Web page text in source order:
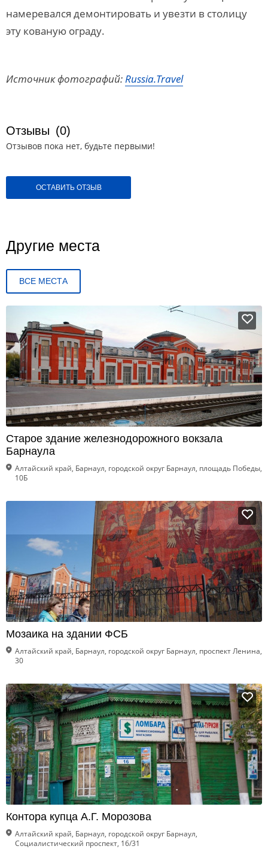
намеревался демонтировать и увезти в столицу
эту кованую ограду.
Источник фотографий:Russia.Travel
Отзывы (0)
Отзывов пока нет, будьте первыми!
ОСТАВИТЬ ОТЗЫВ
Другие места
ВСЕ МЕСТА
Старое здание железнодорожного вокзала
Барнаула
Алтайский край, Барнаул, городской округ Барнаул, площадь Победы,
10Б
Мозаика на здании ФСБ
Алтайский край, Барнаул, городской округ Барнаул, проспект Ленина,
30
Контора купца А.Г. Морозова
Алтайский край, Барнаул, городской округ Барнаул,
Социалистический проспект, 16/31